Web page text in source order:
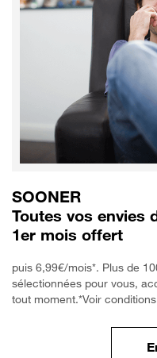
SOONER
Toutes vos envies
1er mois offert
puis 6,99€/mois*. Plus de
sélectionnées pour vous,
tout moment.*Voir